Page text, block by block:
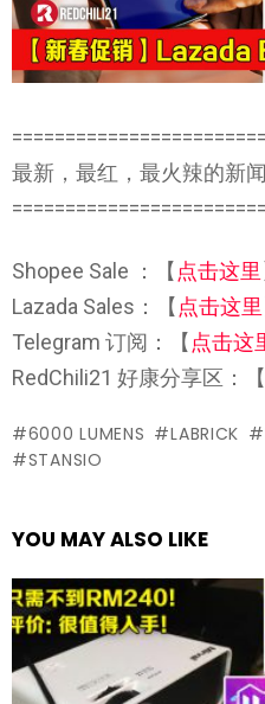
最新，最红，最火辣的新
Shopee Sale ：【点击这里
Lazada Sales：【点击这里
Telegram 订阅：【点击这
RedChili21 好康分享区：【
6000 LUMENS LABRICK
STANSIO
YOU MAY ALSO LIKE